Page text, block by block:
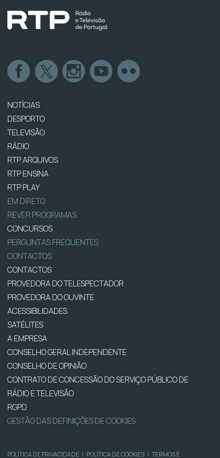
NOTÍCIAS
DESPORTO
TELEVISÃO
RÁDIO
RTP ARQUIVOS
RTP ENSINA
RTP PLAY
EM DIRETO
REVER PROGRAMAS
CONCURSOS
PERGUNTAS FREQUENTES
CONTACTOS
CONTACTOS
PROVEDORA DO TELESPECTADOR
PROVEDORA DO OUVINTE
ACESSIBILIDADES
SATÉLITES
A EMPRESA
CONSELHO GERAL INDEPENDENTE
CONSELHO DE OPINIÃO
CONTRATO DE CONCESSÃO DO SERVIÇO PÚBLICO DE
RÁDIO E TELEVISÃO
RGPD
GESTÃO DAS DEFINIÇÕES DE COOKIES
POLÍTICA DE PRIVACIDADE | POLÍTICA DE COOKIES | TERMOS E